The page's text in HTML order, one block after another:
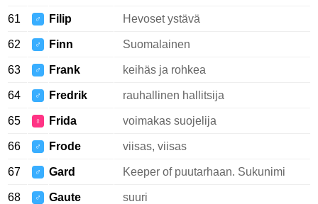
61 ♂ Filip Hevoset ystävä
62 ♂ Finn Suomalainen
63 ♂ Frank keihäs ja rohkea
64 ♂ Fredrik rauhallinen hallitsija
65 ♀ Frida voimakas suojelija
66 ♂ Frode viisas, viisas
67 ♂ Gard Keeper of puutarhaan. Sukunimi
68 ♂ Gaute suuri